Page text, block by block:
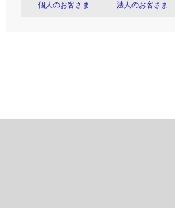
個人のお客さま 法人のお客さま